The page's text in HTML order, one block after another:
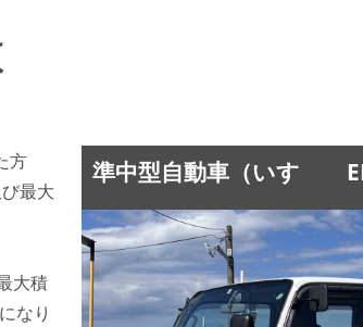
方
最大
大積
なり
準中型自動車（いすゞ